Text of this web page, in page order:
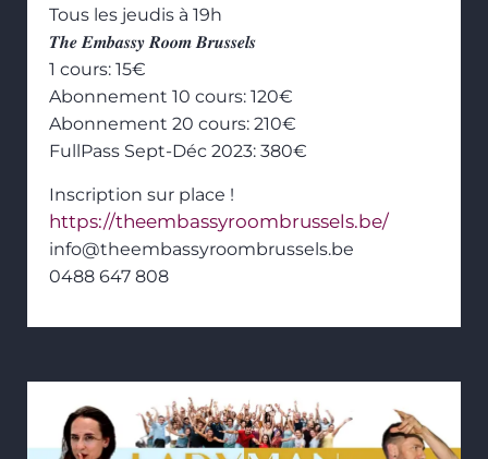
Tous les jeudis à 19h
𝑻𝒉𝒆 𝑬𝒎𝒃𝒂𝒔𝒔𝒚 𝑹𝒐𝒐𝒎 𝑩𝒓𝒖𝒔𝒔𝒆𝒍𝒔
1 cours: 15€
Abonnement 10 cours: 120€
Abonnement 20 cours: 210€
FullPass Sept-Déc 2023: 380€
Inscription sur place !
https://theembassyroombrussels.be/
info@theembassyroombrussels.be
0488 647 808